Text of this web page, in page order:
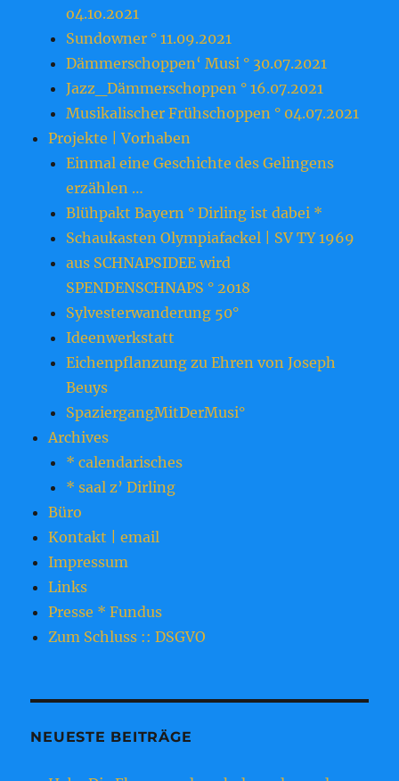
o4.1o.2o21
Sundowner ° 11.09.2021
Dämmerschoppen‘ Musi ° 30.07.2021
Jazz_Dämmerschoppen ° 16.07.2021
Musikalischer Frühschoppen ° 04.07.2021
Projekte | Vorhaben
Einmal eine Geschichte des Gelingens
erzählen …
Blühpakt Bayern ° Dirling ist dabei *
Schaukasten Olympiafackel | SV TY 1969
aus SCHNAPSIDEE wird
SPENDENSCHNAPS ° 2018
Sylvesterwanderung 50°
Ideenwerkstatt
Eichenpflanzung zu Ehren von Joseph
Beuys
SpaziergangMitDerMusi°
Archives
* calendarisches
* saal z’ Dirling
Büro
Kontakt | email
Impressum
Links
Presse * Fundus
Zum Schluss :: DSGVO
NEUESTE BEITRÄGE